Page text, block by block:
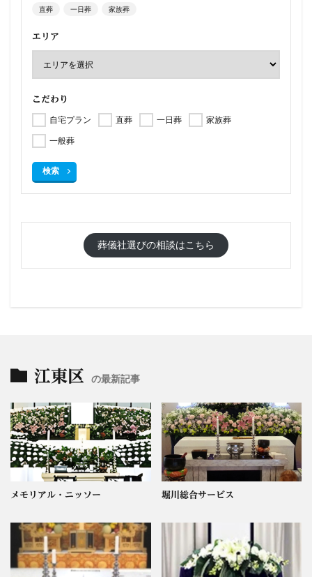
直葬 一日葬 家族葬
エリア
こだわり
自宅プラン 直葬 一日葬
家族葬
一般葬
検索
葬儀社選びの相談はこちら
江東区 の最新記事
メモリアル・ニッソー 堀川総合サービス